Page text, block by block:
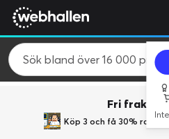
Fri frakt
Köp 3 och få 30% rabatt